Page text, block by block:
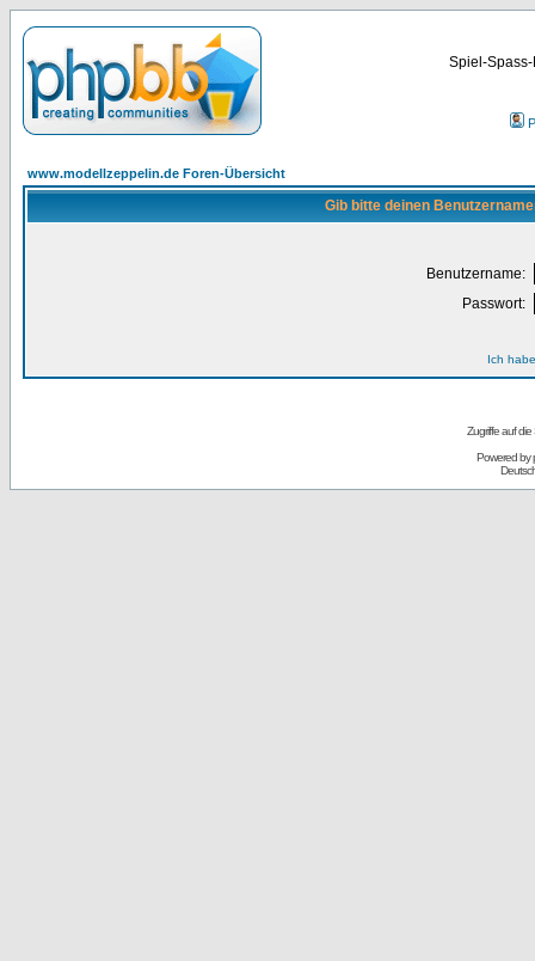
Spiel-
www.modellzeppelin.de Foren-Übersicht
Gib bitte deinen
Benutzername:
Passwort:
Ich
Zugriffe auf
Powered by